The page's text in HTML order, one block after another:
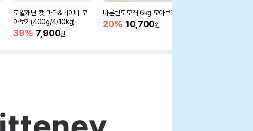
로얄캐닌 캣 마더&베이비 모
아보기(400g/4/10kg)
39% 7,900원
바른벤토모래 6kg 모아보기
20% 10,700원